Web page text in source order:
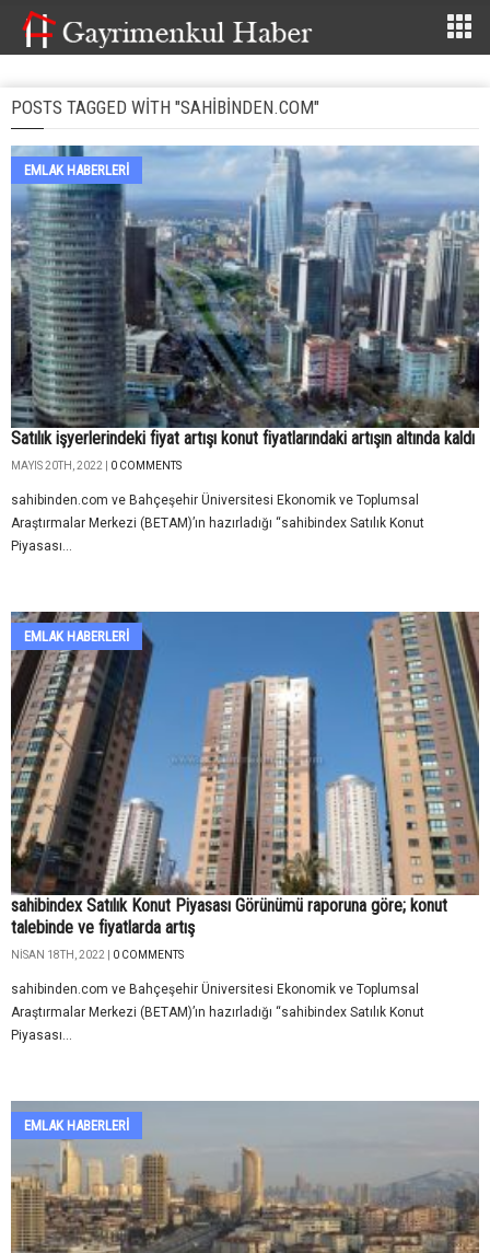
POSTS TAGGED WITH "SAHIBINDEN.COM"
EMLAK HABERLERI
Satılık işyerlerindeki fiyat artışı konut fiyatlarındaki artışın altında kaldı
MAYIS 20TH, 2022 | 0 COMMENTS
sahibinden.com ve Bahçeşehir Üniversitesi Ekonomik ve Toplumsal
Araştırmalar Merkezi (BETAM)’ın hazırladığı “sahibindex Satılık Konut
Piyasası...
EMLAK HABERLERI
sahibindex Satılık Konut Piyasası Görünümü raporuna göre; konut
talebinde ve fiyatlarda artış
NISAN 18TH, 2022 | 0 COMMENTS
sahibinden.com ve Bahçeşehir Üniversitesi Ekonomik ve Toplumsal
Araştırmalar Merkezi (BETAM)’ın hazırladığı “sahibindex Satılık Konut
Piyasası...
EMLAK HABERLERI